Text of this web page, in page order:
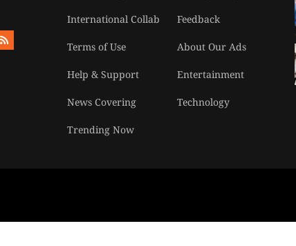
International Collab
Feedback
Terms of Use
About Our Ads
Help & Support
Entertainment
News Covering
Technology
Trending Now